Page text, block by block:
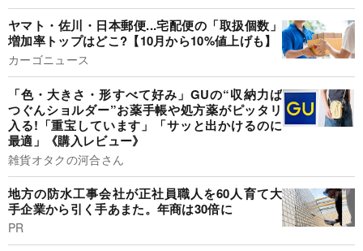
ヤマト・佐川・日本郵便...宅配便の「取扱個数」
増加率トップはどこ?【10月から10%値上げも】
カーゴニュース
「色・大きさ・形すべて好み」GUの“収納力ば
つぐんショルダー”お薬手帳や処方薬がピッタリ
入る!「重宝しています」「サッと出かけるのに
最適」《購入レビュー》
雑貨オタクの河合さん
地方の防水工事会社が正社員職人を60人育て大
手企業から引く手あまた。年商は30倍に
PR